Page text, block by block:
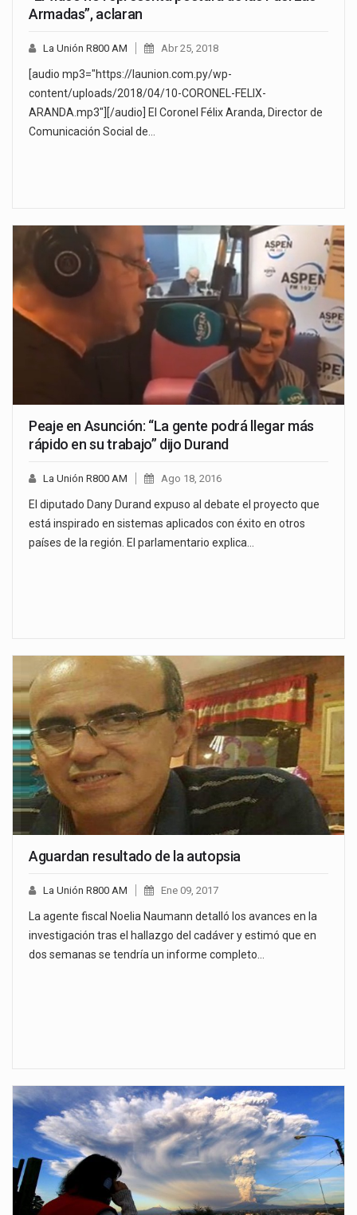
Armadas”, aclaran
La Unión R800 AM Abr 25, 2018
[audio mp3="https://launion.com.py/wp-
content/uploads/2018/04/10-CORONEL-FELIX-
ARANDA.mp3"][/audio] El Coronel Félix Aranda, Director de
Comunicación Social de…
Peaje en Asunción: “La gente podrá llegar más
rápido en su trabajo” dijo Durand
La Unión R800 AM Ago 18, 2016
El diputado Dany Durand expuso al debate el proyecto que
está inspirado en sistemas aplicados con éxito en otros
países de la región. El parlamentario explica…
Aguardan resultado de la autopsia
La Unión R800 AM Ene 09, 2017
La agente fiscal Noelia Naumann detalló los avances en la
investigación tras el hallazgo del cadáver y estimó que en
dos semanas se tendría un informe completo…